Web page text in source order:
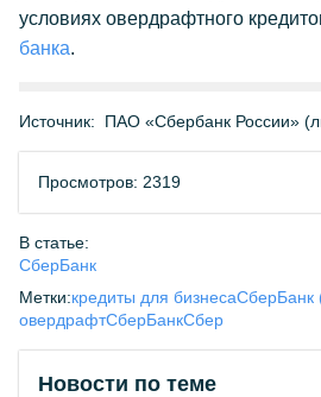
условиях овердрафтного
банка.
Источник: ПАО «Сбербанк России»
Просмотров: 2319
В статье:
СберБанк
Метки:кредиты для бизнесаСберБанк
овердрафтСберБанкСбер
Новости по теме